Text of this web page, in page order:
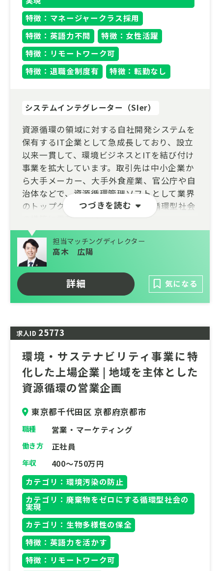
特徴：マネージャークラス採用
特徴：英語力不問
特徴：女性活躍
特徴：リモートワーク可
特徴：退職金制度有
特徴：転勤なし
つづきを読む
システムインテグレーター（SIer）
資源循環の領域に対する自社開発システムを
保有するIT企業として急成長しており、設立
以来一貫して、環境ビジネスとITを結び付け
事業を拡大しています。取引先は中小企業か
ら大手メーカー、大手外食産業、官公庁や自
治体などで、資源循環管理ソフトとして業界
のトップクラスシェアを獲得し、循環型社会
の構築に貢献しています。
今回は開発部長候補のポジションです。現在
の部長の方とともに開発部門をマネジメント
していくポジションです。残業が少ない企業
でもありますので、働き方の改善も見据えて
の転職をお考えの方も是非ご検討ください。
担当マッチングディレクター
高木 広陽
詳細 気になる
求人ID 25773
環境・サステナビリティ事業に特
化した上場企業 | 地域を主体とした
資源循環の営業企画
東京都千代田区 京都府京都市
職種 営業・マーケティング
働き方 正社員
年収
400～750万円
カテゴリ：環境汚染の防止
カテゴリ：廃棄物をゼロにする循環型社会の
実現
カテゴリ：生物多様性の保全
特徴：英語力を活かす
特徴：リモートワーク可